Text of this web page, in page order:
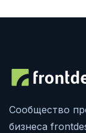
Сообщество
бизнеса